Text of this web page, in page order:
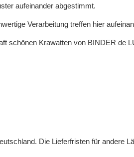
aufeinander abgestimmt.
Verarbeitung treffen hier
schönen Krawatten von BINDER de
Die Lieferfristen für andere